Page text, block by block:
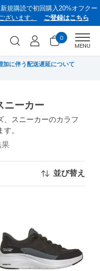
規購読で初回購入20%オフクー
います。 ご登録はこちら
0
MENU
加に伴う配送遅延について
ニーカー
、スニーカーのカラフ
。
並び替え